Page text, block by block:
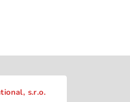
s.r.o.